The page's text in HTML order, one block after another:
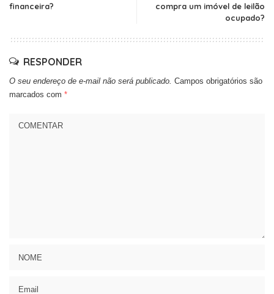
financeira?
compra um imóvel de leilão
ocupado?
RESPONDER
O seu endereço de e-mail não será publicado. Campos obrigatórios são
marcados com *